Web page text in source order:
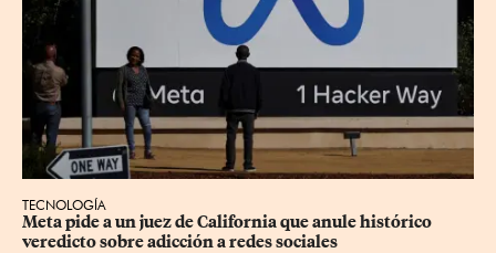
TECNOLOGÍA
Meta pide a un juez de California que anule histórico
veredicto sobre adicción a redes sociales